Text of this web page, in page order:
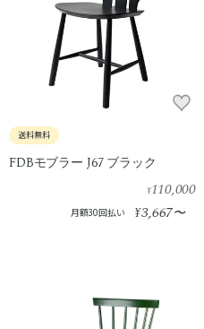
送料無料
FDBモブラー J67 ブラック
¥110,000
月額30回払い ¥3,667〜